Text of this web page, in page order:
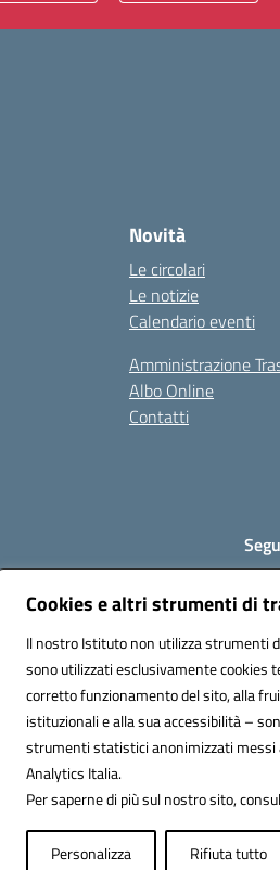
Cookies e altri strumenti di
Il nostro Istituto non utilizza strumenti
sono utilizzati esclusivamente cookies
corretto funzionamento del sito, alla
istituzionali e alla sua accessibilità –
strumenti statistici anonimizzati messi
Analytics Italia.
Per saperne di più sul nostro sito,
Personalizza Rifiuta tutto
Novità
Le circolari
Le notizie
Calendario eventi
Amministrazione
Albo Online
Contatti